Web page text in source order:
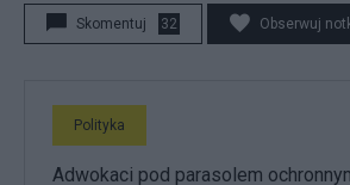
Skomentuj 32 Obserwuj
Polityka
Adwokaci pod parasolem